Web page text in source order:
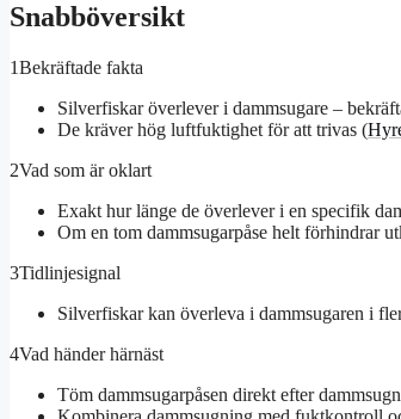
Snabböversikt
1Bekräftade fakta
Silverfiskar överlever i dammsugare –
De kräver hög luftfuktighet för att trivas (
2Vad som är oklart
Exakt hur länge de överlever i en specifik
Om en tom dammsugarpåse helt förhindrar
3Tidlinjesignal
Silverfiskar kan överleva i dammsugaren i
4Vad händer härnäst
Töm dammsugarpåsen direkt efter